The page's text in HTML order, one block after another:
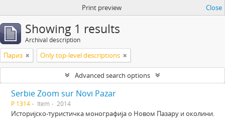
Print preview Close
Showing 1 results
Archival description
Париз Only top-level descriptions
Advanced search options
Serbie Zoom sur Novi Pazar
Р 1314 Item 2014
Историјско-туристичка монографија о Новом Пазару и околини.